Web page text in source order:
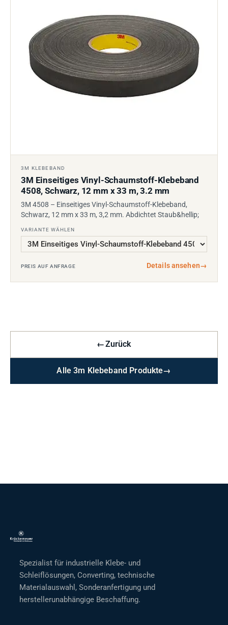
3M KLEBEBAND
3M Einseitiges Vinyl-Schaumstoff-Klebeband
4508, Schwarz, 12 mm x 33 m, 3.2 mm
3M 4508 – Einseitiges Vinyl-Schaumstoff-Klebeband,
Schwarz, 12 mm x 33 m, 3,2 mm. Abdichtet Staub&hellip;
VARIANTE WÄHLEN
PREIS AUF ANFRAGE Details ansehen→
←Zurück
Alle 3m Klebeband Produkte→
Spezialist für industrielle Klebe- und
Schleiflösungen, Converting, technische
Materialauswahl, Sonderanfertigung und
herstellerunabhängige Beschaffung.